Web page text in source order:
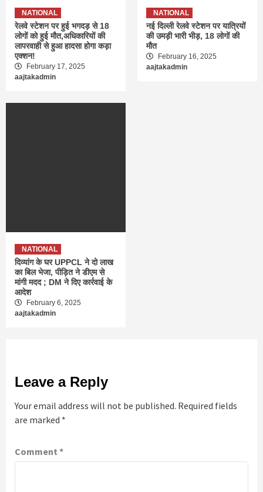
NATIONAL
रेलवे स्टेशन पर हुई भगदड़ से 18
लोगों को हुई मौत,अधिकारियों की
लापरवाही से हुआ हादसा होगा कड़ा
एक्शन!
February 17, 2025
aajtakadmin
NATIONAL
नई दिल्ली रेलवे स्टेशन पर यात्रियों
की उमड़ी भारी भीड़, 18 लोगों की
मौत
February 16, 2025
aajtakadmin
NATIONAL
दिव्यांग के घर UPPCL ने दो लाख
का बिल भेजा, पीड़ित ने डीएम से
मांगी मदद ; DM ने दिए कार्रवाई के
आदेश
February 6, 2025
aajtakadmin
Leave a Reply
Your email address will not be published. Required fields
are marked *
Comment *